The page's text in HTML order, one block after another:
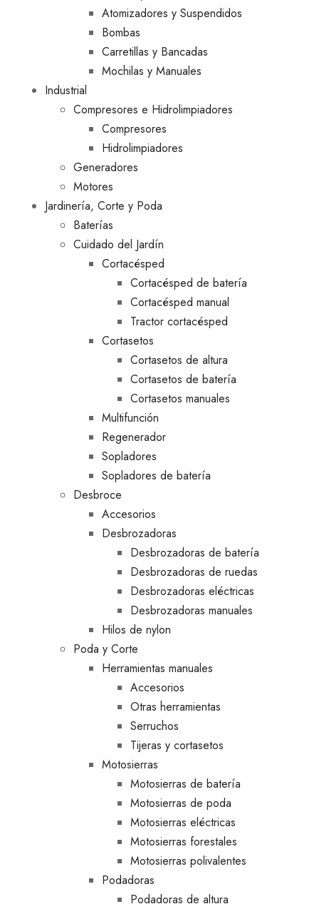
Atomizadores y Suspendidos
Bombas
Carretillas y Bancadas
Mochilas y Manuales
Industrial
Compresores e Hidrolimpiadores
Compresores
Hidrolimpiadores
Generadores
Motores
Jardinería, Corte y Poda
Baterías
Cuidado del Jardín
Cortacésped
Cortacésped de batería
Cortacésped manual
Tractor cortacésped
Cortasetos
Cortasetos de altura
Cortasetos de batería
Cortasetos manuales
Multifunción
Regenerador
Sopladores
Sopladores de batería
Desbroce
Accesorios
Desbrozadoras
Desbrozadoras de batería
Desbrozadoras de ruedas
Desbrozadoras eléctricas
Desbrozadoras manuales
Hilos de nylon
Poda y Corte
Herramientas manuales
Accesorios
Otras herramientas
Serruchos
Tijeras y cortasetos
Motosierras
Motosierras de batería
Motosierras de poda
Motosierras eléctricas
Motosierras forestales
Motosierras polivalentes
Podadoras
Podadoras de altura